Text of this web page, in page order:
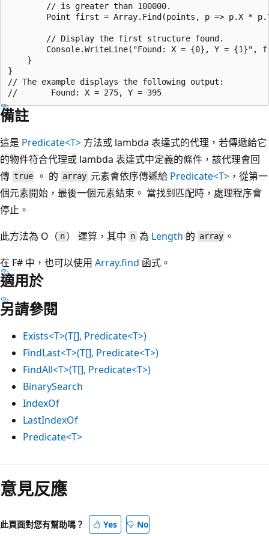
        // is greater than 100000.
Point first = Array.Find(points, p => p.X *
        // Display the first structure found.
Console.WriteLine("Found: X = {0}, Y = {1}",
    }
}
// The example displays the following output:
備註
這是 Predicate<T> 方法或 lambda 表達式的代理，若傳遞給它
的物件符合代理或 lambda 表達式中定義的條件，該代理會回
傳 true 。 的 array元素會依序傳遞給 Predicate<T>，從第一
個元素開始，最後一個元素結束。 當找到匹配時，處理程序會
停止。
此方法為 O（ n ） 運算，其中 n為 Length 的 array 。
在 F# 中，也可以使用 Array.find 函式。
適用於
另請參閱
Exists<T>(T[], Predicate<T>)
FindLast<T>(T[], Predicate<T>)
FindAll<T>(T[], Predicate<T>)
BinarySearch
IndexOf
LastIndexOf
Predicate<T>
意見反應
此頁面對您有幫助嗎？ Yes No